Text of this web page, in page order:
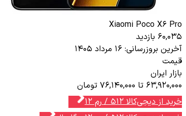
Xiaomi Poco X6 Pro
60,035 بازدید
آخرین بروزرسانی: ۱۶ مرداد ۱۴۰۵
قیمت
بازار ایران
63,920,000 تا 76,140,000 تومان
خرید از دیجی‌کالا 512 / رم 12